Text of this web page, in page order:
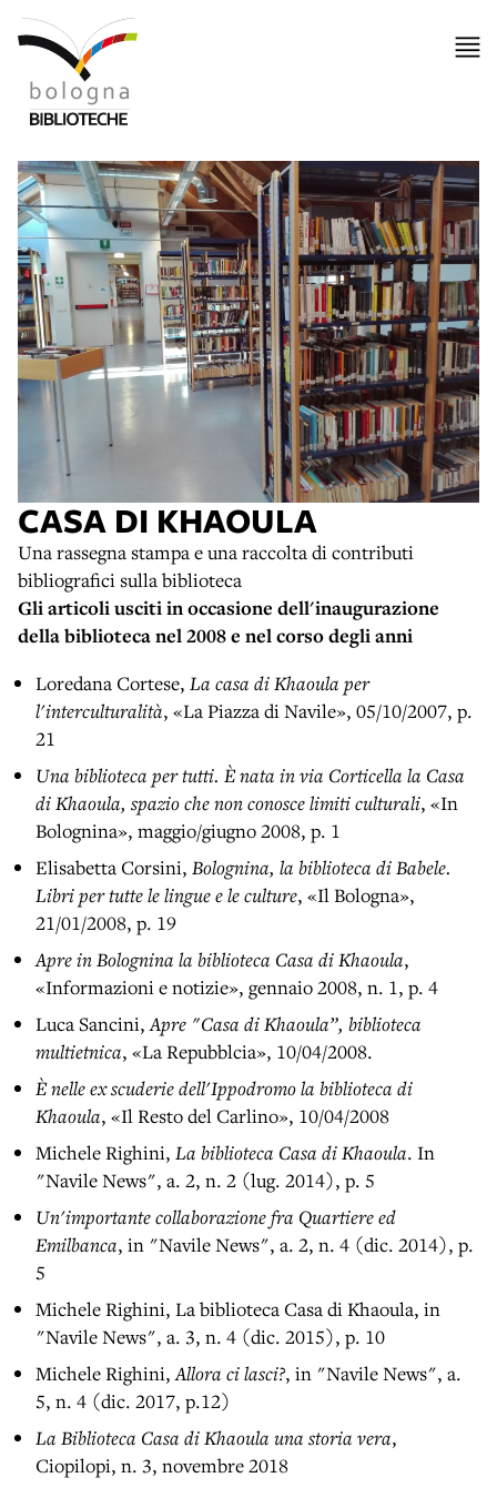
CASA DI KHAOULA
Una rassegna stampa e una raccolta di contributi
bibliografici sulla biblioteca
Gli articoli usciti in occasione dell'inaugurazione
della biblioteca nel 2008 e nel corso degli anni
Loredana Cortese, La casa di Khaoula per
l'interculturalità, «La Piazza di Navile», 05/10/2007, p.
21
Una biblioteca per tutti. È nata in via Corticella la Casa
di Khaoula, spazio che non conosce limiti culturali, «In
Bolognina», maggio/giugno 2008, p. 1
Elisabetta Corsini, Bolognina, la biblioteca di Babele.
Libri per tutte le lingue e le culture, «Il Bologna»,
21/01/2008, p. 19
Apre in Bolognina la biblioteca Casa di Khaoula,
«Informazioni e notizie», gennaio 2008, n. 1, p. 4
Luca Sancini,Apre "Casa di Khaoula”, biblioteca
multietnica, «La Repubblcia», 10/04/2008.
È nelle ex scuderie dell'Ippodromo la biblioteca di
Khaoula, «Il Resto del Carlino», 10/04/2008
Michele Righini, La biblioteca Casa di Khaoula. In
"Navile News", a. 2, n. 2 (lug. 2014), p. 5
Un'importante collaborazione fra Quartiere ed
Emilbanca, in "Navile News", a. 2, n. 4 (dic. 2014), p.
5
Michele Righini, La biblioteca Casa di Khaoula, in
"Navile News", a. 3, n. 4 (dic. 2015), p. 10
Michele Righini,Allora ci lasci?, in "Navile News", a.
5, n. 4 (dic. 2017, p.12)
La Biblioteca Casa di Khaoula una storia vera,
Ciopilopi, n. 3, novembre 2018